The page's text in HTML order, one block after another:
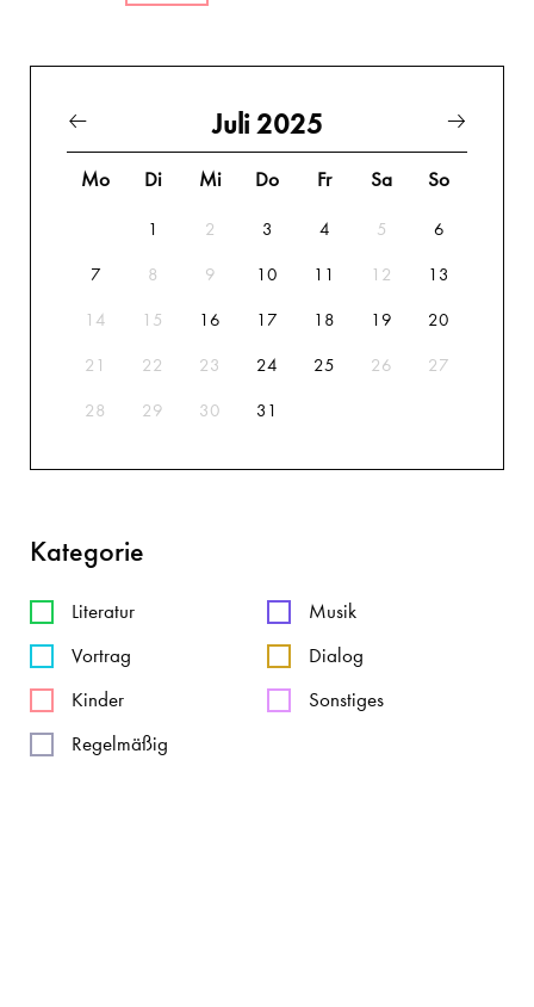
Juli 2025
Mo Di Mi Do Fr Sa So
1 2 3 4 5 6
7 8 9 10 11 12 13
14 15 16 17 18 19 20
21 22 23 24 25 26 27
28 29 30 31
Kategorie
Literatur
Musik
Vortrag
Dialog
Kinder
Sonstiges
Regelmäßig